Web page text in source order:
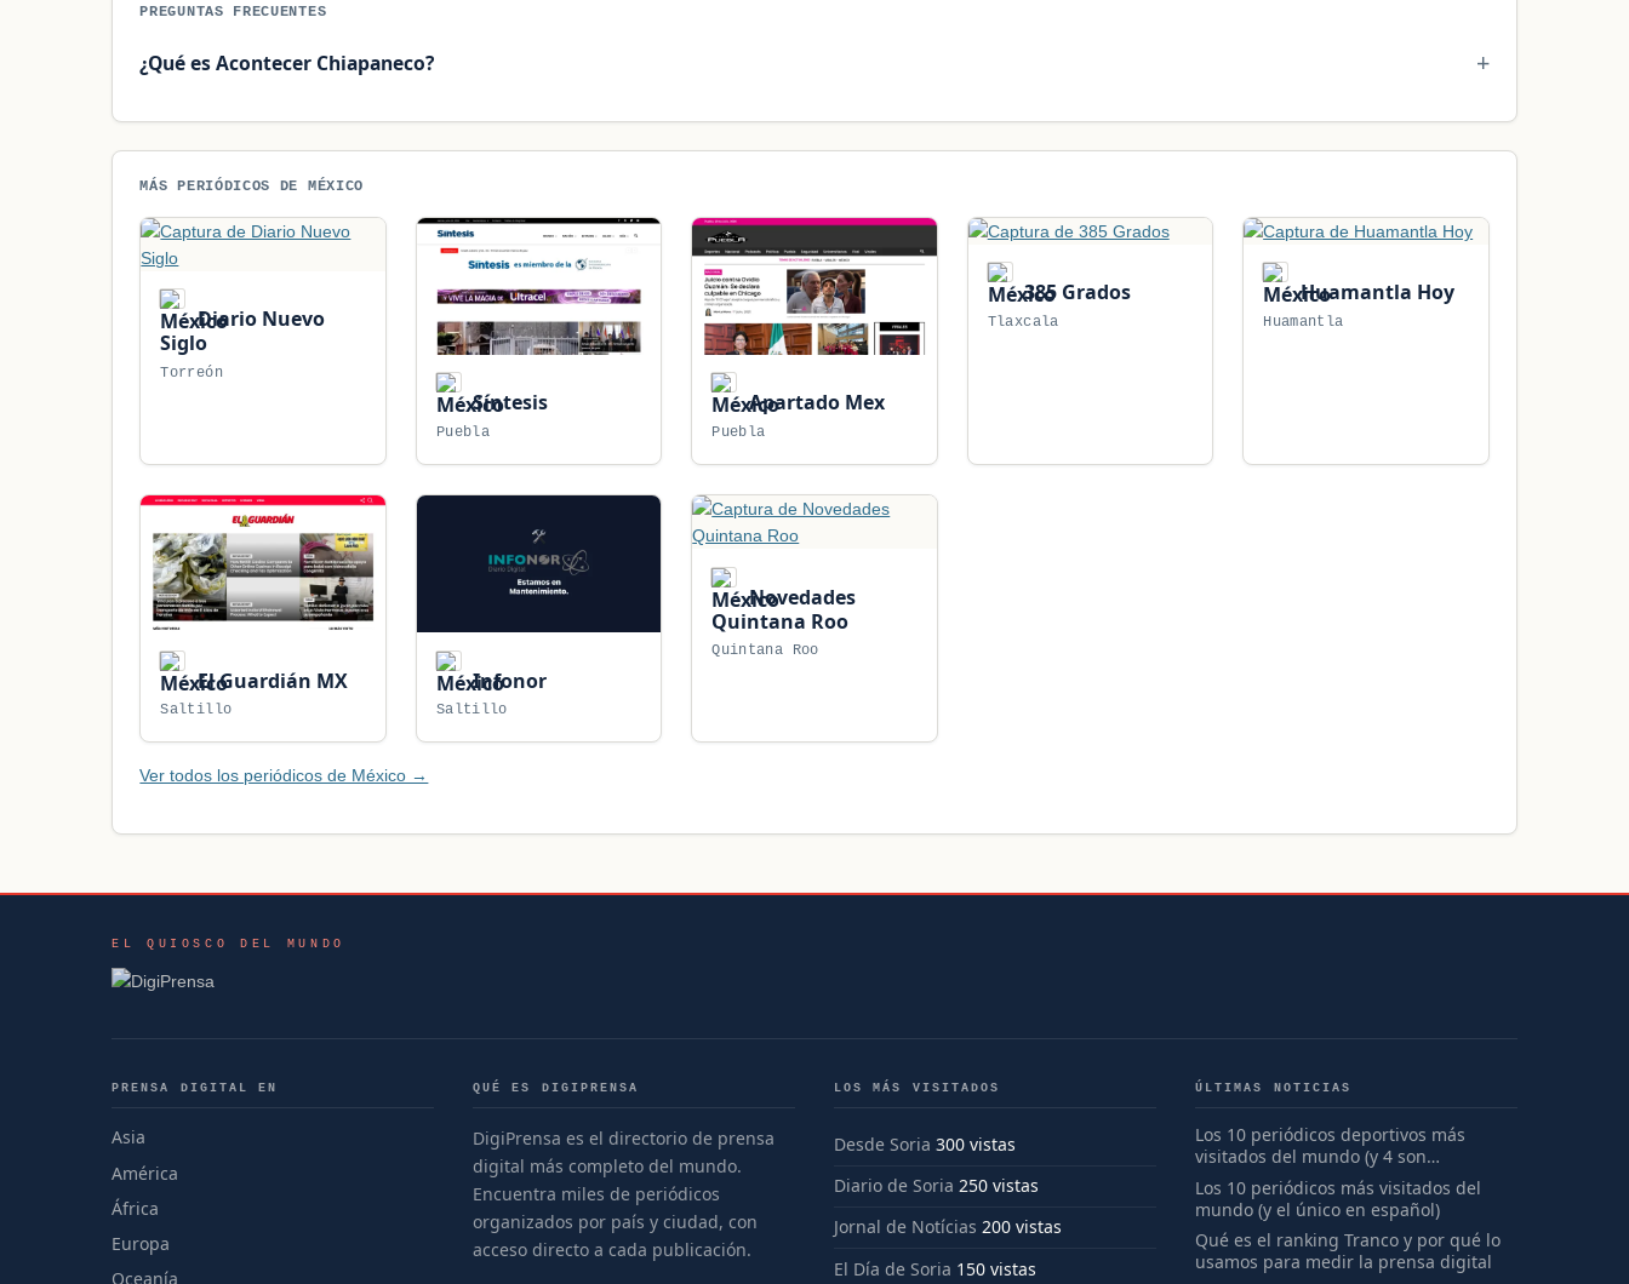
PREGUNTAS FRECUENTES
¿Qué es Acontecer Chiapaneco?
MÁS PERIÓDICOS DE MÉXICO
Diario Nuevo
Siglo
Torreón
Síntesis
Puebla
Apartado Mex
Puebla
385 Grados
Tlaxcala
Huamantla Hoy
Huamantla
El Guardián MX
Saltillo
Infonor
Saltillo
Novedades
Quintana Roo
Quintana Roo
Ver todos los periódicos de México →
EL QUIOSCO DEL MUNDO
PRENSA DIGITAL EN
Asia
América
África
Europa
Oceanía
QUÉ ES DIGIPRENSA
DigiPrensa es el directorio de prensa
digital más completo del mundo.
Encuentra miles de periódicos
organizados por país y ciudad, con
acceso directo a cada publicación.
LOS MÁS VISITADOS
Desde Soria 300 vistas
Diario de Soria 250 vistas
Jornal de Notícias 200 vistas
El Día de Soria 150 vistas
ÚLTIMAS NOTICIAS
Los 10 periódicos deportivos más
visitados del mundo (y 4 son
españoles)
Los 10 periódicos más visitados del
mundo (y el único en español)
Qué es el ranking Tranco y por qué lo
usamos para medir la prensa digital